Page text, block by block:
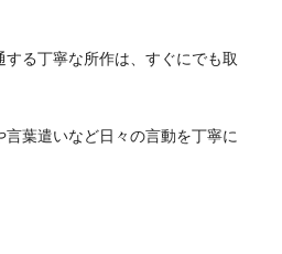
る丁寧な所作は、すぐにでも取
葉遣いなど日々の言動を丁寧に